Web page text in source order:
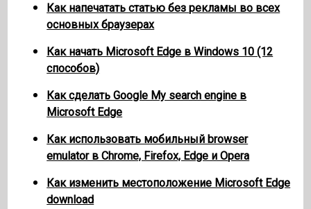
Как напечатать статью без рекламы во всех
основных браузерах
Как начать Microsoft Edge в Windows 10 (12
способов)
Как сделать Google My search engine в
Microsoft Edge
Как использовать мобильный browser
emulator в Chrome, Firefox, Edge и Opera
Как изменить местоположение Microsoft Edge
download